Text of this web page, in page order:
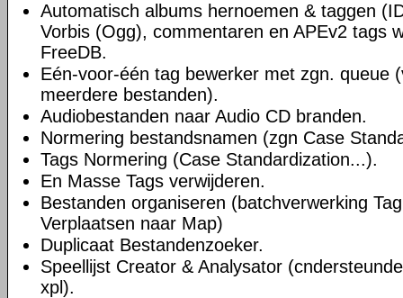
Automatisch albums hernoemen & taggen
Vorbis (Ogg), commentaren en APEv2 tags
FreeDB.
Eén-voor-één tag bewerker met zgn. queue
meerdere bestanden).
Audiobestanden naar Audio CD branden.
Normering bestandsnamen (zgn Case
Tags Normering (Case Standardization...).
En Masse Tags verwijderen.
Bestanden organiseren (batchverwerking
Verplaatsen naar Map)
Duplicaat Bestandenzoeker.
Speellijst Creator & Analysator
xpl).